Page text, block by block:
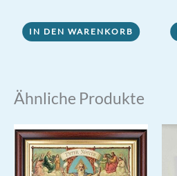
1,50 €1,10 €.
IN DEN WARENKORB
Ähnliche Produkte